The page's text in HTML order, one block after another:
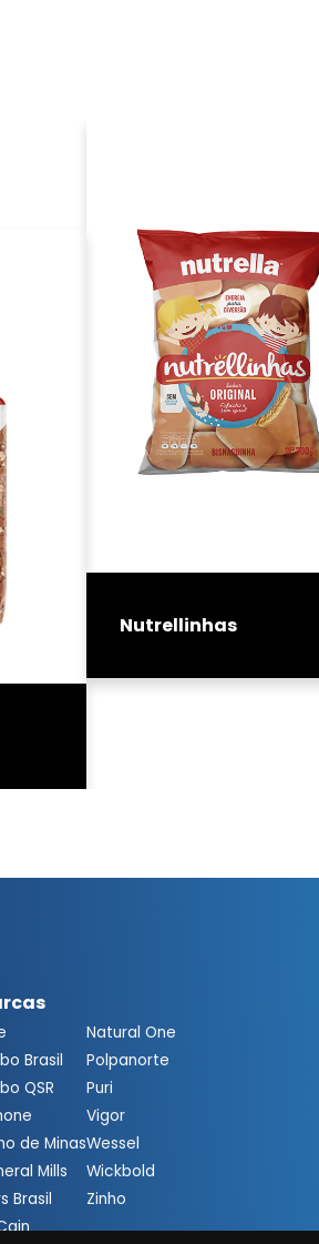
Nutrellinhas
Brasil
QSR
de Minas
Mills
Brasil
Natural One
Polpanorte
Puri
Vigor
Wessel
Wickbold
Zinho